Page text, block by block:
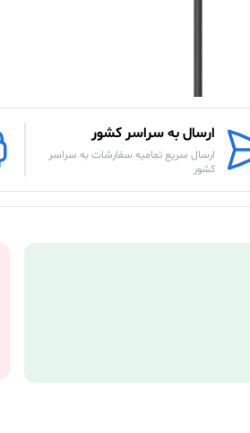
ارسال به سراسر کشور
ارسال سریع تمامیه سفارشات به سراسر
کشور